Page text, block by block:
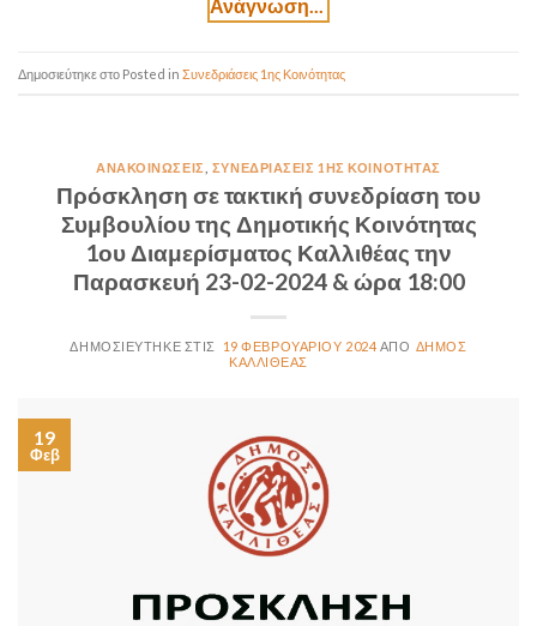
Posted in Συνεδριάσεις 1ης Κοινότητας
ΑΝΑΚΟΙΝΏΣΕΙΣ ΣΥΝΕΔΡΙΆΣΕΙΣ 1ΗΣ ΚΟΙΝΌΤΗΤΑΣ
Πρόσκληση σε τακτική συνεδρίαση του
Συμβουλίου της Δημοτικής Κοινότητας
1ου Διαμερίσματος Καλλιθέας την
Παρασκευή 23-02-2024 & ώρα 18:00
19 ΦΕΒΡΟΥΑΡΊΟΥ 2024
ΔΉΜΟΣ
ΚΑΛΛΙΘΈΑΣ
19
Φεβ